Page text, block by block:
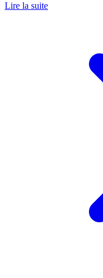
Lire la suite